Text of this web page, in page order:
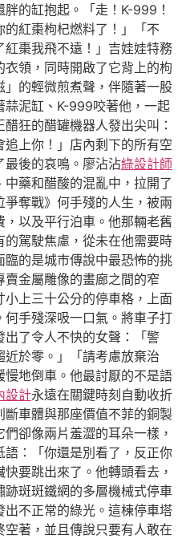
的缸抱起。「走！K-999！
紅棗枸杞燃料了！」「不
棗我飛不遠！」吉娃娃特務
領，同時開啟了它背上的枸
的輕微煎煮聲，伴隨著一股
蒜泥缸、K-999咬著他，一起
狂的醋罐機器人發出尖叫：
追上你！」店內剩下的所有空
最後的哀鳴。廖沾沾綠設計師
藥和醋酸的混亂中，拉開了
奪戰》何手殘的人生，被兩
以及平行泊車。他那輛老舊
駕駛焦慮，從未在他需要時
的是城市傳說中最恐怖的挑
金屬雕像的畫廊之間的窄
上三十公分的停車格，上面
手殘深吸一口氣。將車子打
了令人不快的女聲：「警
於零。」「請考慮放棄治
地倒車。他最討厭的不是語
設計永遠在關鍵時刻自動收折
車體與那座價值不菲的銅製
卻像兩片羞澀的耳朵一樣，
：「你還是別看了，反正你
要跳出來了。他轉頭看去，
斑斑鐵網的多層機械式停車
不正常的綠光。這棟停車塔
著，並且傳說只要有人敢在